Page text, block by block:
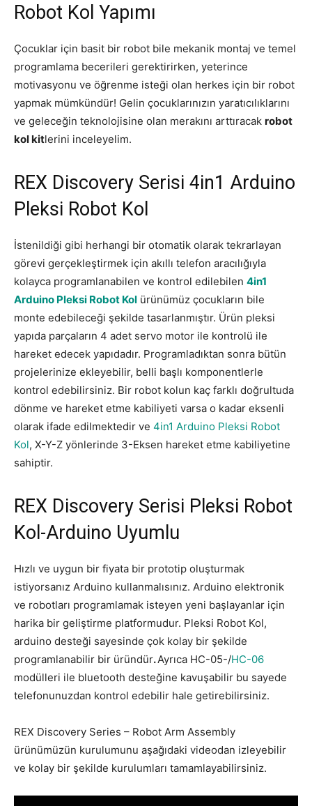
Robot Kol Yapımı
Çocuklar için basit bir robot bile mekanik montaj ve temel
programlama becerileri gerektirirken, yeterince
motivasyonu ve öğrenme isteği olan herkes için bir robot
yapmak mümkündür! Gelin çocuklarınızın yaratıcılıklarını
ve geleceğin teknolojisine olan merakını arttıracak robot
kol kitlerini inceleyelim.
REX Discovery Serisi 4in1 Arduino
Pleksi Robot Kol
İstenildiği gibi herhangi bir otomatik olarak tekrarlayan
görevi gerçekleştirmek için akıllı telefon aracılığıyla
kolayca programlanabilen ve kontrol edilebilen 4in1
Arduino Pleksi Robot Kol ürünümüz çocukların bile
monte edebileceği şekilde tasarlanmıştır. Ürün pleksi
yapıda parçaların 4 adet servo motor ile kontrolü ile
hareket edecek yapıdadır. Programladıktan sonra bütün
projelerinize ekleyebilir, belli başlı komponentlerle
kontrol edebilirsiniz. Bir robot kolun kaç farklı doğrultuda
dönme ve hareket etme kabiliyeti varsa o kadar eksenli
olarak ifade edilmektedir ve 4in1 Arduino Pleksi Robot
Kol, X-Y-Z yönlerinde 3-Eksen hareket etme kabiliyetine
sahiptir.
REX Discovery Serisi Pleksi Robot
Kol-Arduino Uyumlu
Hızlı ve uygun bir fiyata bir prototip oluşturmak
istiyorsanız Arduino kullanmalısınız. Arduino elektronik
ve robotları programlamak isteyen yeni başlayanlar için
harika bir geliştirme platformudur. Pleksi Robot Kol,
arduino desteği sayesinde çok kolay bir şekilde
programlanabilir bir üründür.Ayrıca HC-05-/HC-06
modülleri ile bluetooth desteğine kavuşabilir bu sayede
telefonunuzdan kontrol edebilir hale getirebilirsiniz.
REX Discovery Series – Robot Arm Assembly
ürünümüzün kurulumunu aşağıdaki videodan izleyebilir
ve kolay bir şekilde kurulumları tamamlayabilirsiniz.